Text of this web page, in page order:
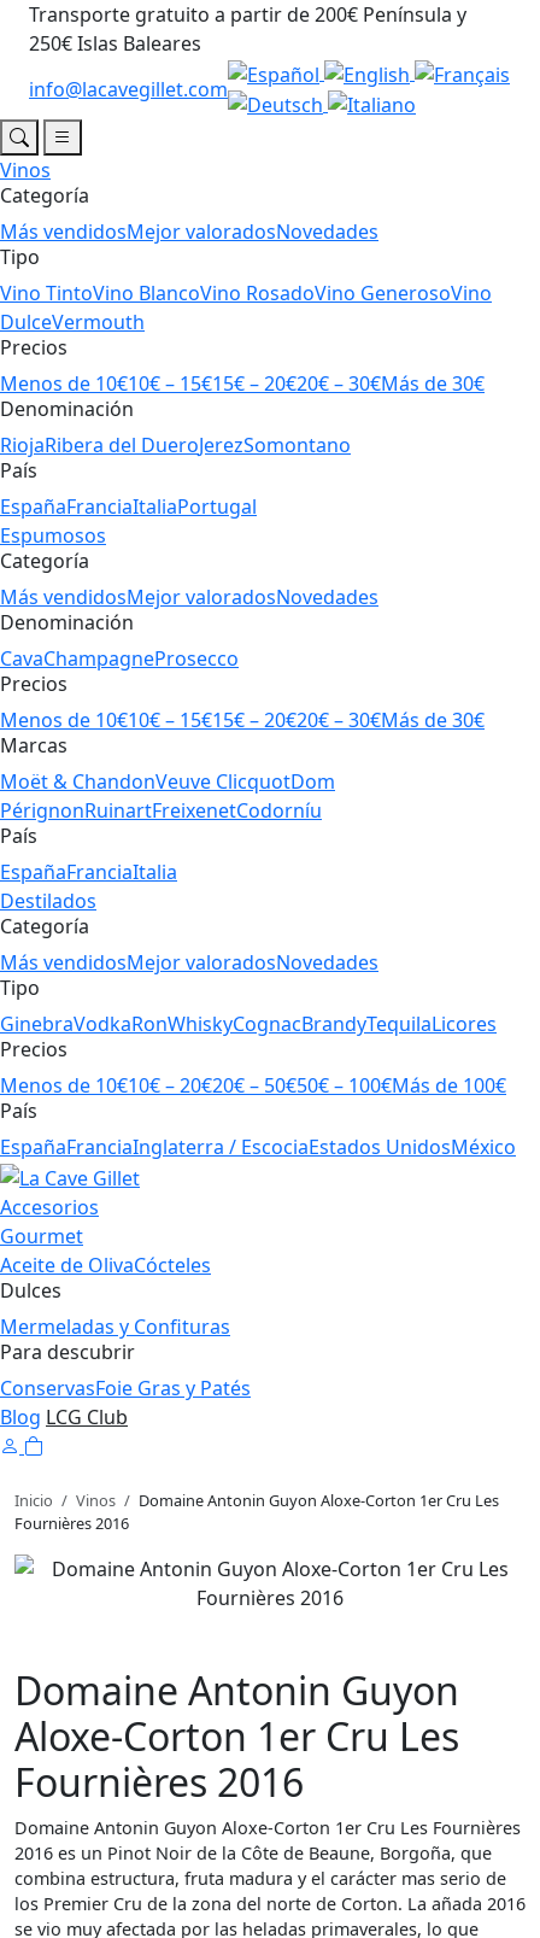
Transporte gratuito a partir de 200€ Península y
250€ Islas Baleares
info@lacavegillet.com
Vinos
Categoría
Más vendidosMejor valoradosNovedades
Tipo
Vino TintoVino BlancoVino RosadoVino GenerosoVino
DulceVermouth
Precios
Menos de 10€10€ – 15€15€ – 20€20€ – 30€Más de 30€
Denominación
RiojaRibera del DueroJerezSomontano
País
EspañaFranciaItaliaPortugal
Espumosos
Categoría
Más vendidosMejor valoradosNovedades
Denominación
CavaChampagneProsecco
Precios
Menos de 10€10€ – 15€15€ – 20€20€ – 30€Más de 30€
Marcas
Moët & ChandonVeuve ClicquotDom
PérignonRuinartFreixenetCodorníu
País
EspañaFranciaItalia
Destilados
Categoría
Más vendidosMejor valoradosNovedades
Tipo
GinebraVodkaRonWhiskyCognacBrandyTequilaLicores
Precios
Menos de 10€10€ – 20€20€ – 50€50€ – 100€Más de 100€
País
EspañaFranciaInglaterra / EscociaEstados UnidosMéxico
Accesorios
Gourmet
Aceite de OlivaCócteles
Dulces
Mermeladas y Confituras
Para descubrir
ConservasFoie Gras y Patés
Blog LCG Club
Inicio / Vinos / Domaine Antonin Guyon Aloxe-Corton 1er Cru Les
Fournières 2016
Domaine Antonin Guyon
Aloxe-Corton 1er Cru Les
Fournières 2016
Domaine Antonin Guyon Aloxe-Corton 1er Cru Les Fournières
2016 es un Pinot Noir de la Côte de Beaune, Borgoña, que
combina estructura, fruta madura y el carácter mas serio de
los Premier Cru de la zona del norte de Corton. La añada 2016
se vio muy afectada por las heladas primaverales, lo que